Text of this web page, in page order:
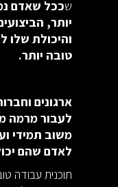
שככל שאדם
יותר,
והיכולת שלו
טובה יותר.
לעבור מרמה
משוב תמידי
לאדם שהם
תוכנית עבודה